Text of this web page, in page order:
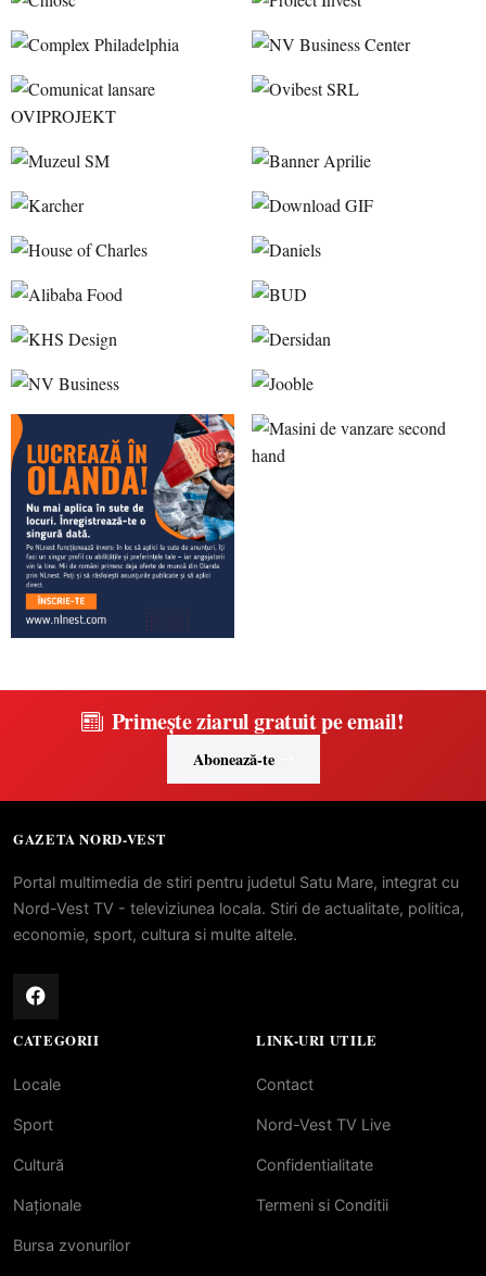
Primește ziarul gratuit pe email!
Abonează-te
GAZETA NORD-VEST
Portal multimedia de stiri pentru judetul Satu Mare, integrat cu
Nord-Vest TV - televiziunea locala. Stiri de actualitate, politica,
economie, sport, cultura si multe altele.
CATEGORII
Locale
Sport
Cultură
Naționale
Bursa zvonurilor
LINK-URI UTILE
Contact
Nord-Vest TV Live
Confidentialitate
Termeni si Conditii